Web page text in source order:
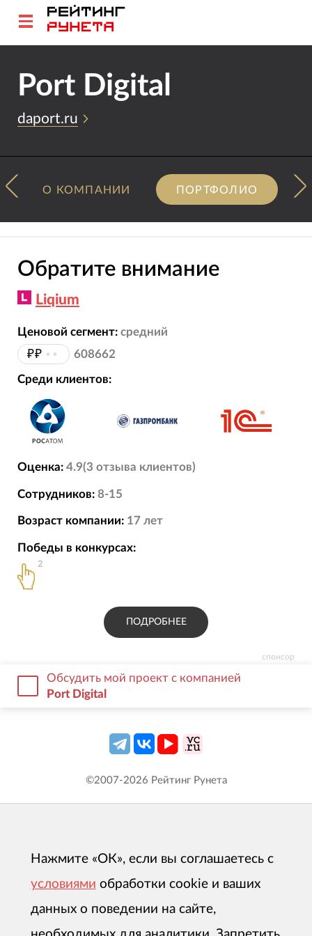
Port Digital
daport.ru
О КОМПАНИИ ПОРТФОЛИО
спонсор
Обратите внимание
Liqium
Ценовой сегмент: средний
₽₽ •• 608662
Среди клиентов:
Оценка: 4.9(3 отзыва клиентов)
Сотрудников: 8-15
Возраст компании: 17 лет
Победы в конкурсах:
2
ПОДРОБНЕЕ
Обсудить мой проект с компанией
Port Digital
©2007-2026 Рейтинг Рунета
Нажмите «ОК», если вы соглашаетесь с
условиями обработки cookie и ваших
данных о поведении на сайте,